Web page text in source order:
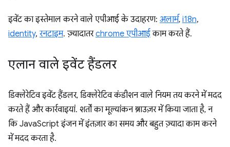
इवेंट का इस्तेमाल करने वाले एपीआई के उदाहरण: अलार्म, i18n,
identity,रनटाइम. ज़्यादातरchrome एपीआईकाम करते हैं.
एलान वाले इवेंट हैंडलर
डिक्लेरेटिव इवेंट हैंडलर, डिक्लेरेटिव कंडीशन वाले नियम तय करने में मदद
करते हैं और कार्रवाइयां. शर्तों का मूल्यांकन ब्राउज़र में किया जाता है, न
कि JavaScript इंजन में इंतज़ार का समय और बहुत ज़्यादा काम करने
में मदद करता है.